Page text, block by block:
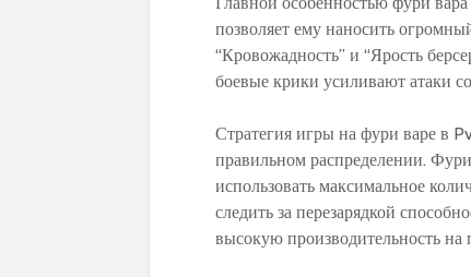
позволяет ему наносить
“Кровожадность” и “Ярость
боевые крики усиливают атаки
Стратегия игры на фури варе в
правильном распределении.
использовать максимальное
следить за перезарядкой
высокую производительность